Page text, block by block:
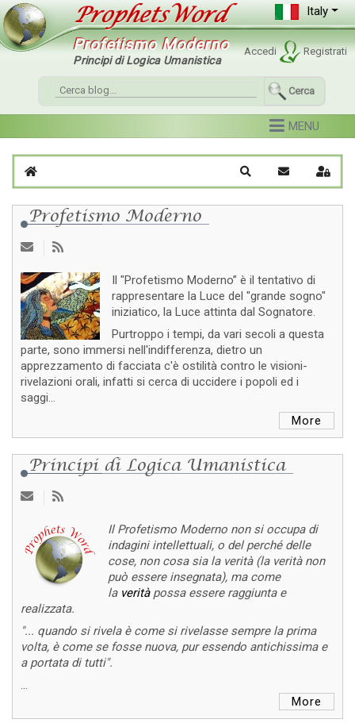
Italy
Profetismo Moderno
Principi di Logica Umanistica
Cerca
Home Cerca Iscriviti alSign
Profetismo Moderno
Il "Profetismo Moderno” è il tentativo di
rappresentare la Luce del "grande sogno"
iniziatico, la Luce attinta dal Sognatore.
Purtroppo i tempi, da vari secoli a questa
parte, sono immersi nell'indifferenza, dietro un
apprezzamento di facciata c'è ostilità contro le visioni-
rivelazioni orali, infatti si cerca di uccidere i popoli ed i
saggi...
More
Principi di Logica Umanistica
Il Profetismo Moderno non si occupa di
indagini intellettuali, o del perché delle
cose, non cosa sia la verità (la verità non
può essere insegnata), ma come
la veritàpossa essere raggiunta e
realizzata.
"... quando si rivela è come si rivelasse sempre la prima
volta, è come se fosse nuova, pur essendo antichissima e
a portata di tutti".
...
More
Accedi Registrati